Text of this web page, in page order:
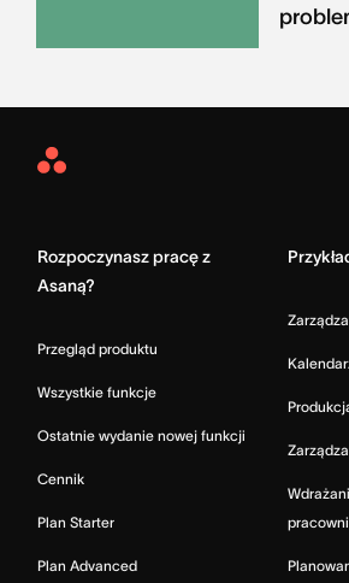
Asana
Rozpoczynasz pracę z
Asaną?
Przegląd produktu
Wszystkie funkcje
Ostatnie wydanie nowej funkcji
Cennik
Plan Starter
Plan Advanced